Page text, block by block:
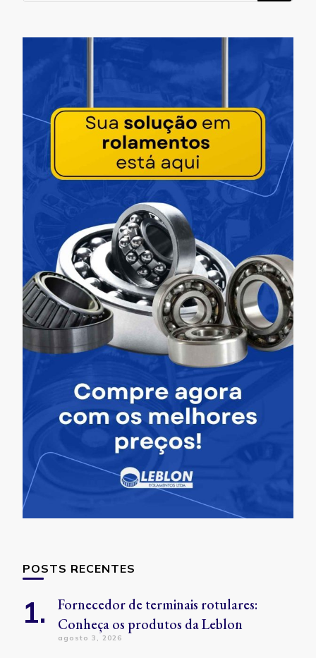
POSTS RECENTES
Fornecedor de terminais rotulares:
Conheça os produtos da Leblon
agosto 3, 2026